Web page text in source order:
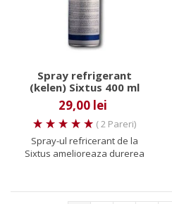
Spray refrigerant
(kelen) Sixtus 400 ml
29,00 lei
( 2 Pareri)
Spray-ul refricerant de la
Sixtus amelioreaza durerea